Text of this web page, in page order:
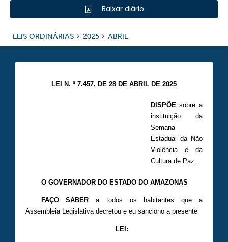
Baixar diário
LEIS ORDINÁRIAS 2025 ABRIL
LEI N. º 7.457, DE 28 DE ABRIL DE 2025
DISPÕEsobre a
instituição da
Semana
Estadual da Não
Violência e da
Cultura de Paz.
O GOVERNADOR DO ESTADO DO AMAZONAS
FAÇO SABER a todos os habitantes que a
Assembleia Legislativa decretou e eu sanciono a presente
LEI: